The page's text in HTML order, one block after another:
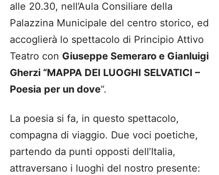
alle 20.30, nell’Aula Consiliare della
Palazzina Municipale del centro storico, ed
accoglierà lo spettacolo di Principio Attivo
Teatro con Giuseppe Semeraro e Gianluigi
Gherzi “MAPPA DEI LUOGHI SELVATICI –
Poesia per un dove“.
La poesia si fa, in questo spettacolo,
compagna di viaggio. Due voci poetiche,
partendo da punti opposti dell’Italia,
attraversano i luoghi del nostro presente: